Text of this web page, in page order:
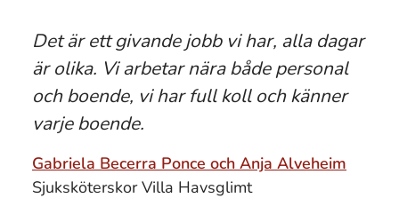
Det är ett givande jobb vi har, alla dagar
är olika. Vi arbetar nära både personal
och boende, vi har full koll och känner
varje boende.
Gabriela Becerra Ponce och Anja Alveheim
Sjuksköterskor Villa Havsglimt